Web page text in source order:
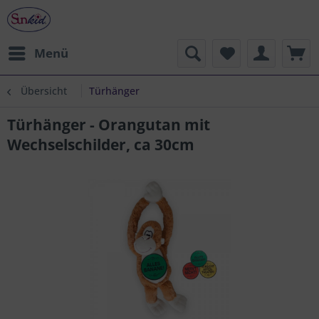
Menü
Übersicht Türhänger
Türhänger - Orangutan mit
Wechselschilder, ca 30cm